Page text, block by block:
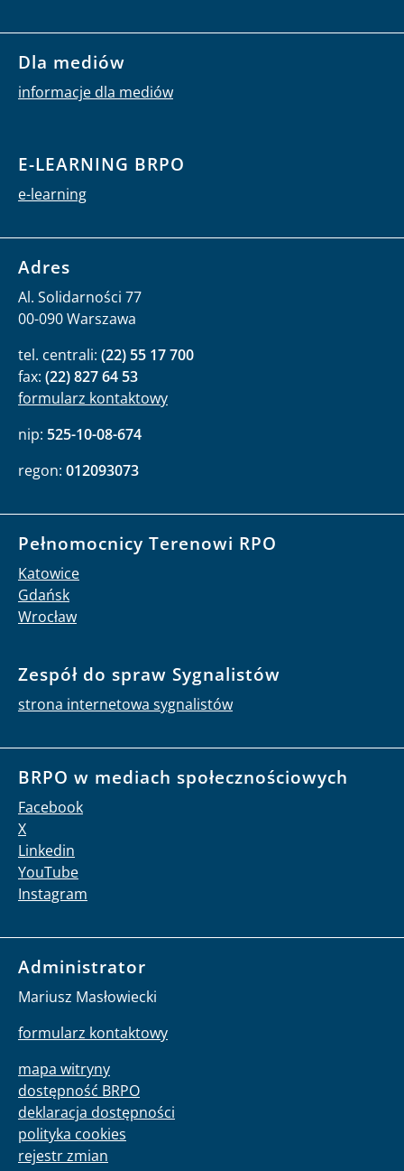
Dla mediów
informacje dla mediów
E-LEARNING BRPO
e-learning
Adres
Al. Solidarności 77
00-090 Warszawa
tel. centrali: (22) 55 17 700
fax: (22) 827 64 53
formularz kontaktowy
nip: 525-10-08-674
regon: 012093073
Pełnomocnicy Terenowi RPO
Katowice
Gdańsk
Wrocław
Zespół do spraw Sygnalistów
strona internetowa sygnalistów
BRPO w mediach społecznościowych
Facebook
X
Linkedin
YouTube
Instagram
Administrator
Mariusz Masłowiecki
formularz kontaktowy
mapa witryny
dostępność BRPO
deklaracja dostępności
polityka cookies
rejestr zmian